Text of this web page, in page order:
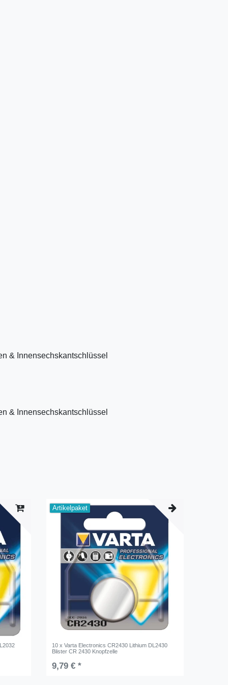
& Innensechskantschlüssel
& Innensechskantschlüssel
Artikelpaket
10 x Varta Electronics CR2430 Lithium DL2430
Blister CR 2430 Knopfzelle
9,79 € *